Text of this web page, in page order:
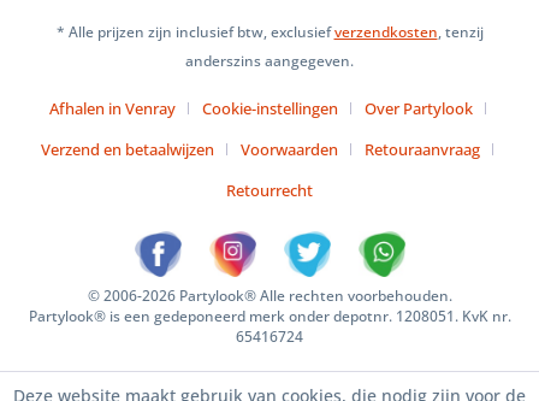
* Alle prijzen zijn inclusief btw, exclusiefverzendkosten, tenzij
anderszins aangegeven.
Afhalen in Venray Cookie-instellingen
Over Partylook
Verzend en betaalwijzen
Voorwaarden
Retouraanvraag
Retourrecht
© 2006-2026 Partylook® Alle rechten voorbehouden.
Partylook® is een gedeponeerd merk onder depotnr. 1208051. KvK nr.
65416724
Deze website maakt gebruik van cookies, die nodig zijn voor de